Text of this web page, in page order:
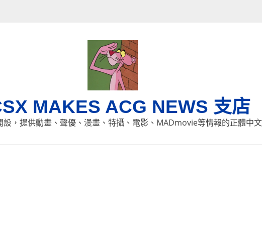
MAKES ACG NEWS 支店
設，提供動畫、聲優、漫畫、特攝、電影、MADmovie等情報的正體中